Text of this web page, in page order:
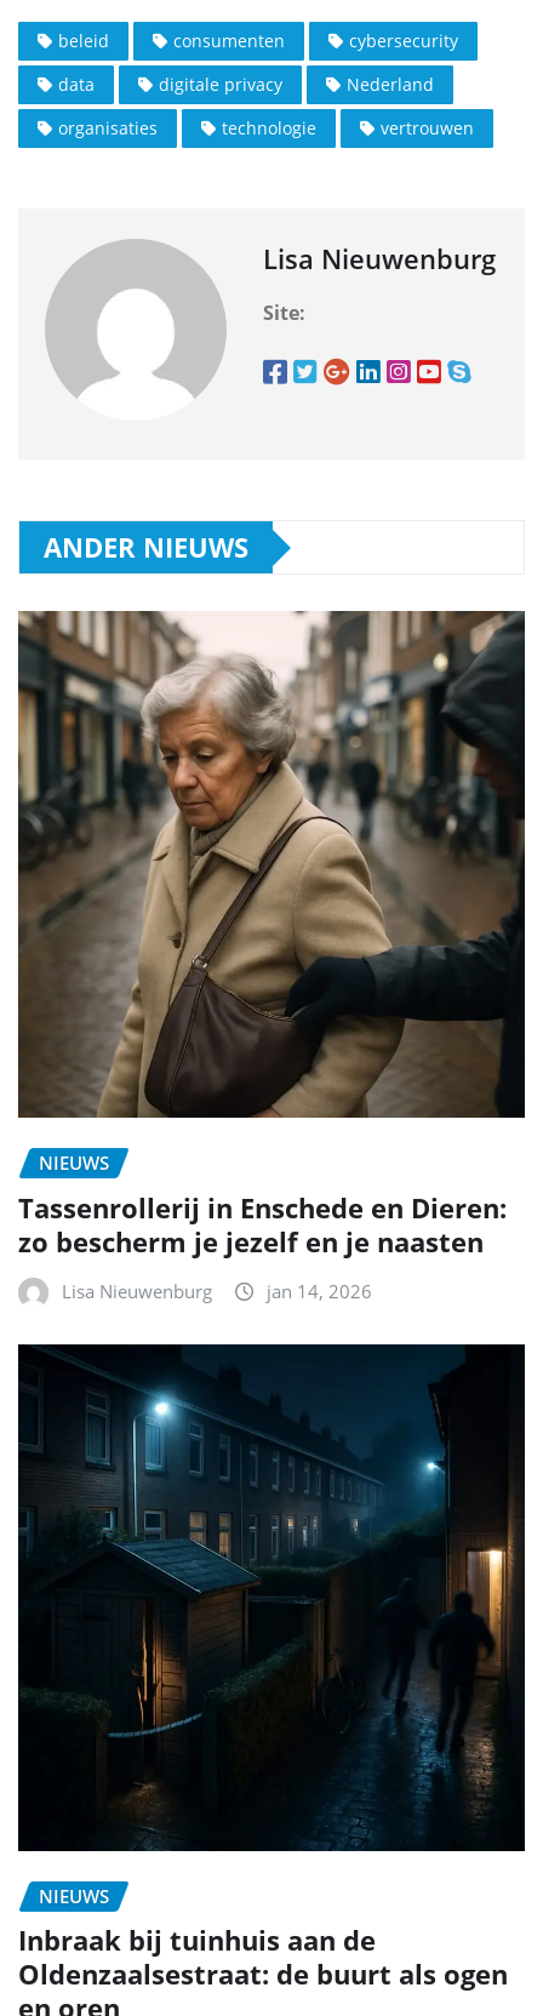
beleid consumenten
cybersecurity
data
digitale privacy
Nederland
organisaties
technologie vertrouwen
Lisa Nieuwenburg
Site:
ANDER NIEUWS
NIEUWS
Tassenrollerij in Enschede en Dieren:
zo bescherm je jezelf en je naasten
Lisa Nieuwenburg jan 14, 2026
NIEUWS
Inbraak bij tuinhuis aan de
Oldenzaalsestraat: de buurt als ogen
en oren